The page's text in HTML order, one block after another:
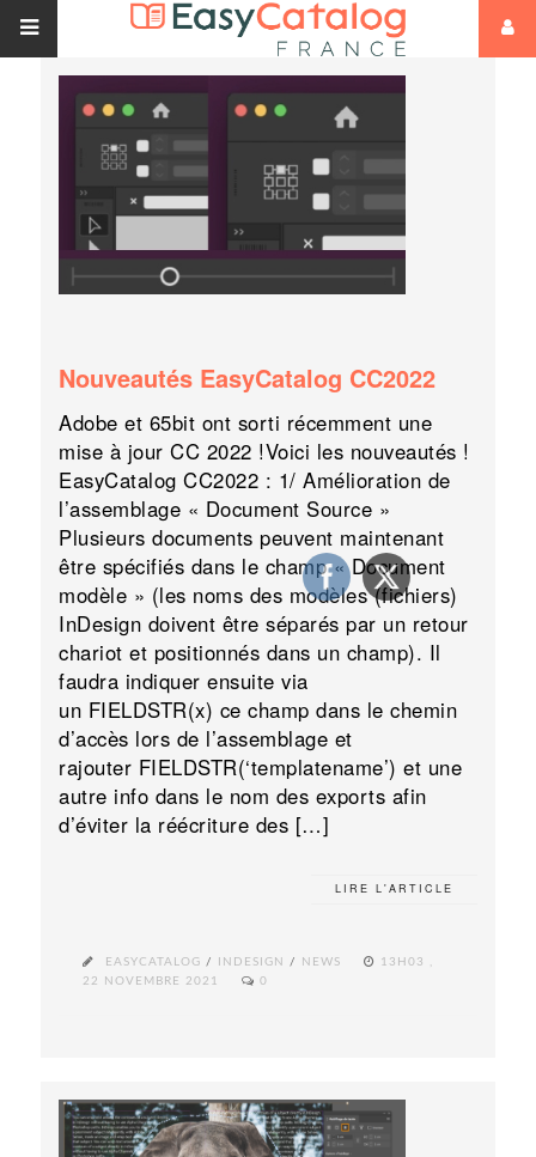
Nouveautés EasyCatalog CC2022
Adobe et 65bit ont sorti récemment une
mise à jour CC 2022 !Voici les nouveautés !
EasyCatalog CC2022 : 1/ Amélioration de
l’assemblage « Document Source »
Plusieurs documents peuvent maintenant
être spécifiés dans le champ « Document
modèle » (les noms des modèles (fichiers)
InDesign doivent être séparés par un retour
chariot et positionnés dans un champ). Il
faudra indiquer ensuite via
un FIELDSTR(x) ce champ dans le chemin
d’accès lors de l’assemblage et
rajouter FIELDSTR(‘templatename’) et une
autre info dans le nom des exports afin
d’éviter la réécriture des […]
LIRE L'ARTICLE
EASYCATALOG / INDESIGN / NEWS
13H03 ,
22 NOVEMBRE 2021
0